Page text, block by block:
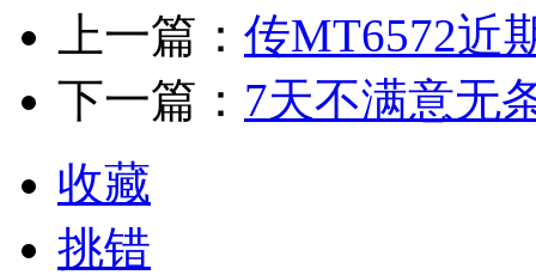
上一篇： 传MT6572近
下一篇： 7天不满意无
收藏
挑错